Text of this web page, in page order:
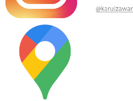
≪新着商品≫ しのぎのアイテム入荷し
レー
2023/7/6
≪新着商品≫ 波佐見焼♪かわいい小鉢
2023/6/22